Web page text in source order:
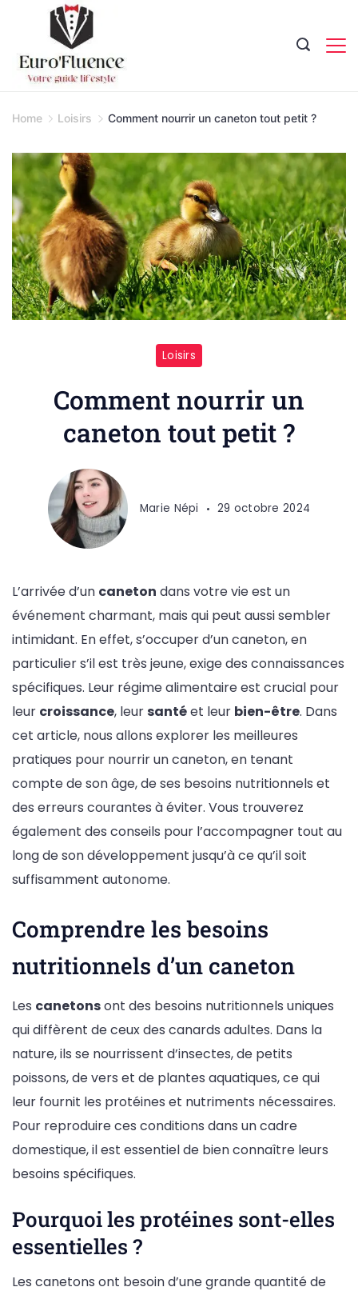
content
Home Loisirs Comment nourrir un caneton tout petit ?
Loisirs
Comment nourrir un
caneton tout petit ?
Marie Népi 29 octobre 2024
L’arrivée d’un caneton dans votre vie est un
événement charmant, mais qui peut aussi sembler
intimidant. En effet, s’occuper d’un caneton, en
particulier s’il est très jeune, exige des connaissances
spécifiques. Leur régime alimentaire est crucial pour
leur croissance, leur santéet leur bien-être. Dans
cet article, nous allons explorer les meilleures
pratiques pour nourrir un caneton, en tenant
compte de son âge, de ses besoins nutritionnels et
des erreurs courantes à éviter. Vous trouverez
également des conseils pour l’accompagner tout au
long de son développement jusqu’à ce qu’il soit
suffisamment autonome.
Comprendre les besoins
nutritionnels d’un caneton
Les canetonsont des besoins nutritionnels uniques
qui diffèrent de ceux des canards adultes. Dans la
nature, ils se nourrissent d’insectes, de petits
poissons, de vers et de plantes aquatiques, ce qui
leur fournit les protéines et nutriments nécessaires.
Pour reproduire ces conditions dans un cadre
domestique, il est essentiel de bien connaître leurs
besoins spécifiques.
Pourquoi les protéines sont-elles
essentielles ?
Les canetons ont besoin d’une grande quantité de